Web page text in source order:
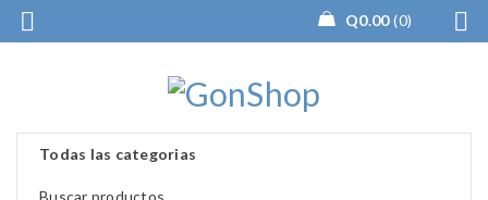
Q0.00 0